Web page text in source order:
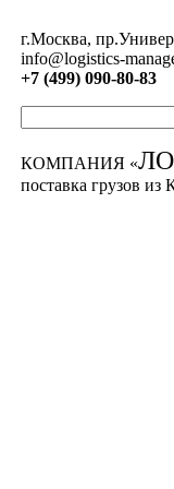
г.Москва,
info@logistics-
+7 (499) 090-80-83
КОМПАНИЯ «
поставка грузов из